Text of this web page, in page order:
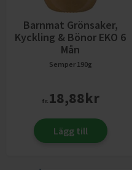
Barnmat Grönsaker,
Kyckling & Bönor EKO 6
Mån
Semper 190g
fr. 18,88kr
Lägg till